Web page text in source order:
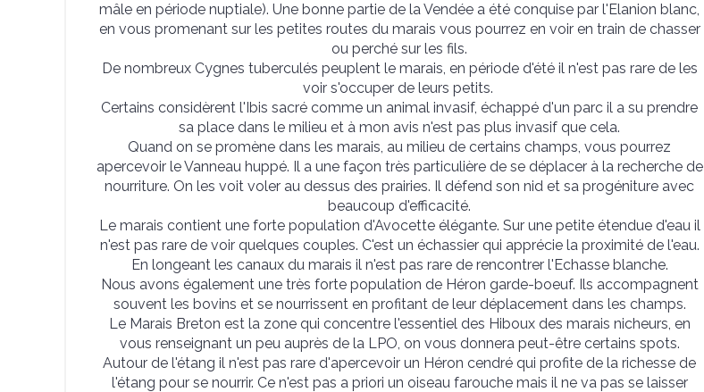
mâle en période nuptiale). Une bonne partie de la Vendée a été conquise par l'Elanion blanc,
en vous promenant sur les petites routes du marais vous pourrez en voir en train de chasser
ou perché sur les fils.
De nombreux Cygnes tuberculés peuplent le marais, en période d'été il n'est pas rare de les
voir s'occuper de leurs petits.
Certains considèrent l'Ibis sacré comme un animal invasif, échappé d'un parc il a su prendre
sa place dans le milieu et à mon avis n'est pas plus invasif que cela.
Quand on se promène dans les marais, au milieu de certains champs, vous pourrez
apercevoir le Vanneau huppé. Il a une façon très particulière de se déplacer à la recherche de
nourriture. On les voit voler au dessus des prairies. Il défend son nid et sa progéniture avec
beaucoup d'efficacité.
Le marais contient une forte population d'Avocette élégante. Sur une petite étendue d'eau il
n'est pas rare de voir quelques couples. C'est un échassier qui apprécie la proximité de l'eau.
En longeant les canaux du marais il n'est pas rare de rencontrer l'Echasse blanche.
Nous avons également une très forte population de Héron garde-boeuf. Ils accompagnent
souvent les bovins et se nourrissent en profitant de leur déplacement dans les champs.
Le Marais Breton est la zone qui concentre l'essentiel des Hiboux des marais nicheurs, en
vous renseignant un peu auprès de la LPO, on vous donnera peut-être certains spots.
Autour de l'étang il n'est pas rare d'apercevoir un Héron cendré qui profite de la richesse de
l'étang pour se nourrir. Ce n'est pas a priori un oiseau farouche mais il ne va pas se laisser